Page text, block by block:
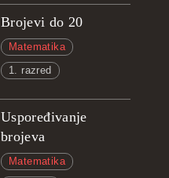
Brojevi do 20
Matematika
1. razred
Uspoređivanje
brojeva
Matematika